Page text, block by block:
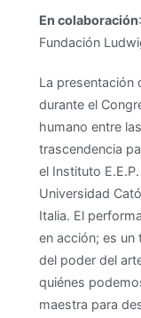
En colaboración
Fundación
La presentación
durante el
humano entre
trascendencia
el Instituto
Universidad
Italia. El
en acción; es
del poder del
quiénes
maestra para